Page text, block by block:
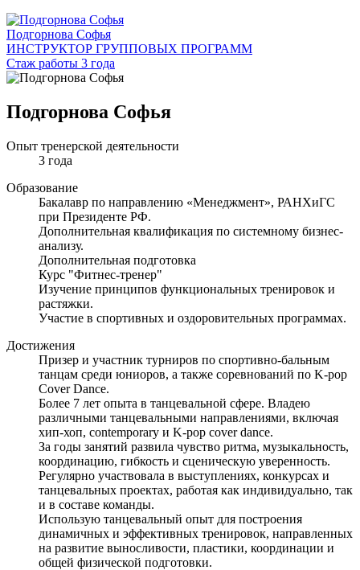
Подгорнова Софья
ИНСТРУКТОР ГРУППОВЫХ ПРОГРАММ
Стаж работы 3 года
Подгорнова Софья
Опыт тренерской деятельности
3 года
Образование
Бакалавр по направлению «Менеджмент», РАНХиГС
при Президенте РФ.
Дополнительная квалификация по системному бизнес-
анализу.
Дополнительная подготовка
Курс "Фитнес-тренер"
Изучение принципов функциональных тренировок и
растяжки.
Участие в спортивных и оздоровительных программах.
Достижения
Призер и участник турниров по спортивно-бальным
танцам среди юниоров, а также соревнований по K-pop
Cover Dance.
Более 7 лет опыта в танцевальной сфере. Владею
различными танцевальными направлениями, включая
хип-хоп, contemporary и K-pop cover dance.
За годы занятий развила чувство ритма, музыкальность,
координацию, гибкость и сценическую уверенность.
Регулярно участвовала в выступлениях, конкурсах и
танцевальных проектах, работая как индивидуально, так
и в составе команды.
Использую танцевальный опыт для построения
динамичных и эффективных тренировок, направленных
на развитие выносливости, пластики, координации и
общей физической подготовки.